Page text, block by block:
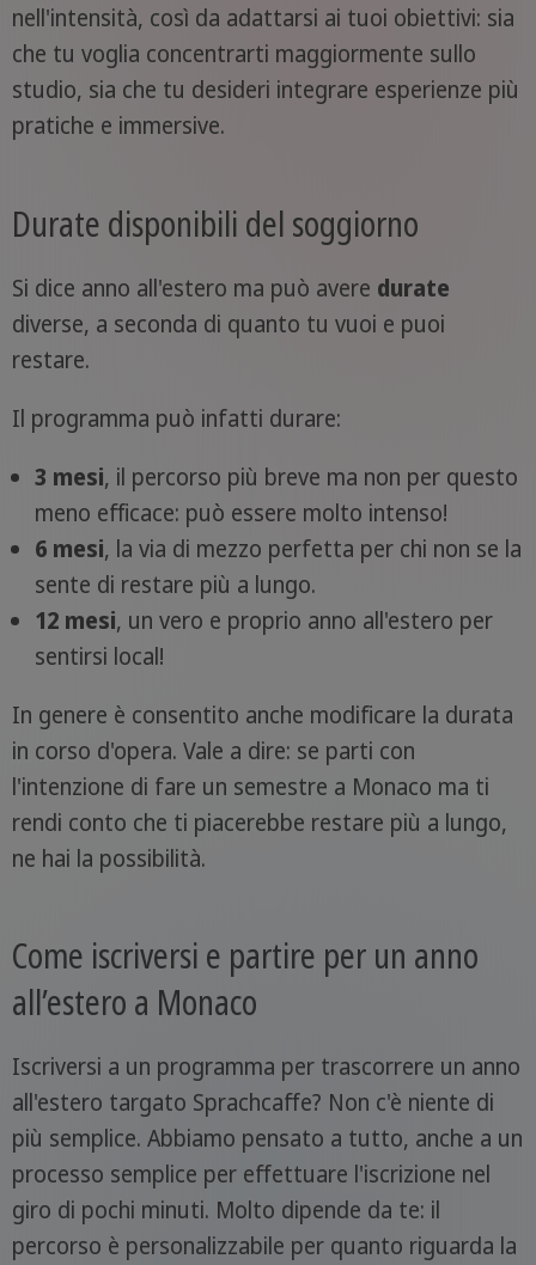
nell'intensità, così da adattarsi ai tuoi obiettivi: sia
che tu voglia concentrarti maggiormente sullo
studio, sia che tu desideri integrare esperienze più
pratiche e immersive.
Durate disponibili del soggiorno
Si dice anno all'estero ma può avere durate
diverse, a seconda di quanto tu vuoi e puoi
restare.
Il programma può infatti durare:
3 mesi, il percorso più breve ma non per questo
meno efficace: può essere molto intenso!
6 mesi, la via di mezzo perfetta per chi non se la
sente di restare più a lungo.
12 mesi, un vero e proprio anno all'estero per
sentirsi local!
In genere è consentito anche modificare la durata
in corso d'opera. Vale a dire: se parti con
l'intenzione di fare un semestre a Monaco ma ti
rendi conto che ti piacerebbe restare più a lungo,
ne hai la possibilità.
Come iscriversi e partire per un anno
all’estero a Monaco
Iscriversi a un programma per trascorrere un anno
all'estero targato Sprachcaffe? Non c'è niente di
più semplice. Abbiamo pensato a tutto, anche a un
processo semplice per effettuare l'iscrizione nel
giro di pochi minuti. Molto dipende da te: il
percorso è personalizzabile per quanto riguarda la